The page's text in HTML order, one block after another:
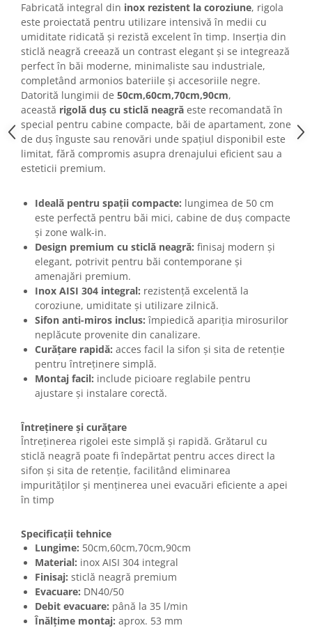
Fabricată integral din inox rezistent la coroziune, rigola
este proiectată pentru utilizare intensivă în medii cu
umiditate ridicată și rezistă excelent în timp. Inserția din
sticlă neagră creează un contrast elegant și se integrează
perfect în băi moderne, minimaliste sau industriale,
completând armonios bateriile și accesoriile negre.
Datorită lungimii de 50cm,60cm,70cm,90cm,
această rigolă duș cu sticlă neagră este recomandată în
special pentru cabine compacte, băi de apartament, zone
de duș înguste sau renovări unde spațiul disponibil este
limitat, fără compromis asupra drenajului eficient sau a
esteticii premium.
Ideală pentru spații compacte: lungimea de 50 cm
este perfectă pentru băi mici, cabine de duș compacte
și zone walk-in.
Design premium cu sticlă neagră: finisaj modern și
elegant, potrivit pentru băi contemporane și
amenajări premium.
Inox AISI 304 integral: rezistență excelentă la
coroziune, umiditate și utilizare zilnică.
Sifon anti-miros inclus: împiedică apariția mirosurilor
neplăcute provenite din canalizare.
Curățare rapidă: acces facil la sifon și sita de retenție
pentru întreținere simplă.
Montaj facil: include picioare reglabile pentru
ajustare și instalare corectă.
Întreținere și curățare
Întreținerea rigolei este simplă și rapidă. Grătarul cu
sticlă neagră poate fi îndepărtat pentru acces direct la
sifon și sita de retenție, facilitând eliminarea
impurităților și menținerea unei evacuări eficiente a apei
în timp
Specificații tehnice
Lungime: 50cm,60cm,70cm,90cm
Material: inox AISI 304 integral
Finisaj: sticlă neagră premium
Evacuare: DN40/50
Debit evacuare: până la 35 l/min
Înălțime montaj: aprox. 53 mm